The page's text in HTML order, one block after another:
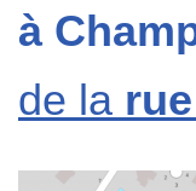
à
de la